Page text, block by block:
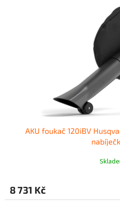
AKU foukač 120iBV
8 731 Kč